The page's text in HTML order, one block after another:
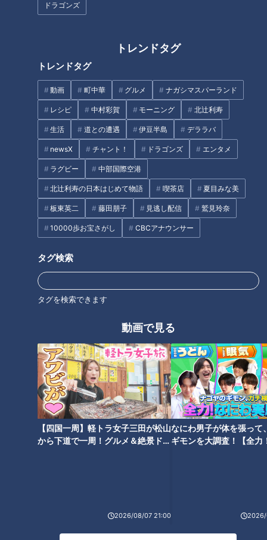
ドラゴンズ
トレンドタグ
トレンドタグ
動画 町中華 グルメ ナガシマスパーランド
レシピ 中村彩賀 モーニング 北辻利寿
生活 道との遭遇 伊豆半島 デララバ
newsX チャント！ ドラゴンズ エンタメ
ラグビー 中部国際空港
北辻利寿の日本はじめて物語 喫茶店 夏目みな美
板東英二 藤田朋子 見逃し配信 鷲見玲奈
10000歩お宝さがし CBCアナウンサー
タグ検索
タグを検索できます
動画で見る
【四国一周】軽トラ女子三田が松山
から下道で一周！グルメ＆絶景ドラ
2026/08/07 21:00
なにわ男子が体を張って
ギモンを大調査！【全力
2026/
風！？モンゴル式の「ゲル」に
泊まれる岐阜県民の穴場スポッ
トを探してみた！
群と生きる 少女の今【大石が聞
く】
地元の揖斐川町に突入！アルバ
イトをしていた思い出の店へ
グラビアアイドル・三田悠貴の
岐阜1周の旅
【岐阜】軽トラ女子が「初体験
グルメ」を巡る旅⑧【道との遭
遇】
タグ
newsX
オススメ関連コンテンツ
夢のマイホームが雨漏り絶え
ず… 壁の中はボロボロに 外壁落
下の危険性も…不動産会社「話
し合いの解決を強く望む」
不気味な“赤い首” 艶のある体
｢クビアカツヤカミキリ｣ 樹木の
内部を食い荒らす 名古屋では過
去最悪ペースで被害拡大
スが広がると知ってもらいた
い」 障害者の可能性を広げる驚
しくない」プロの夢絶たれた男
性が訴え